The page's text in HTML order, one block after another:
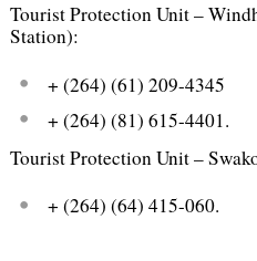
Tourist Protection Unit –
Station):
+ (264) (61) 209-4345
+ (264) (81) 615-4401.
Tourist Protection Unit –
+ (264) (64) 415-060.